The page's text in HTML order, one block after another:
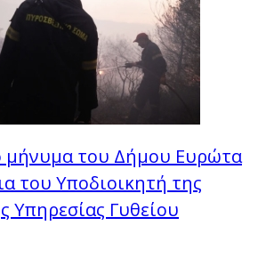
μήνυμα του Δήμου Ευρώτα
του Υποδιοικητή της
Υπηρεσίας Γυθείου